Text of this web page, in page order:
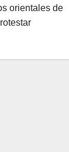
orientales de